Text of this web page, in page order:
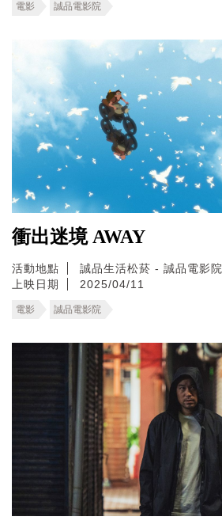
電影 誠品電影院
衝出迷境 AWAY
活動地點
誠品生活松菸 - 誠品電影院
上映日期
2025/04/11
電影 誠品電影院